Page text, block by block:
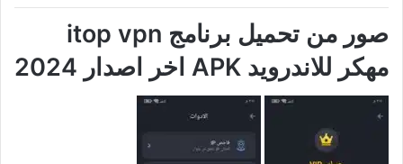
صور من تحميل برنامج itop vpn
مهكر للاندرويد APK اخر اصدار 2024